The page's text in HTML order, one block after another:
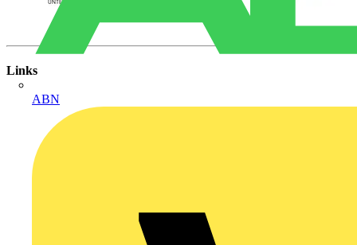
ABN
Links